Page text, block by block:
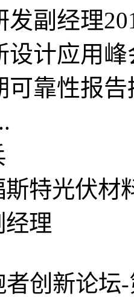
发副经理
设计应用
可靠性报
特光伏材
理
者创新论